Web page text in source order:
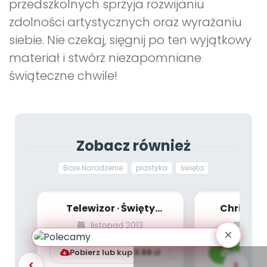
przedszkolnych sprzyja rozwijaniu
zdolności artystycznych oraz wyrażaniu
siebie. Nie czekaj, sięgnij po ten wyjątkowy
materiał i stwórz niezapomniane
świąteczne chwile!
Zobacz również
Boże Narodzenie plastyka święta
Telewizor ∙ Święty
Mikołaj (zabawy
plastyczne)
listopad 2013
Pobierz lub kup3.99 zł Pobierz